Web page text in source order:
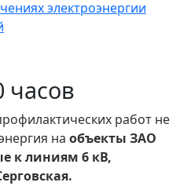
электроэнергии
часов
работ не
на объекты ЗАО
к линиям 6 кВ,